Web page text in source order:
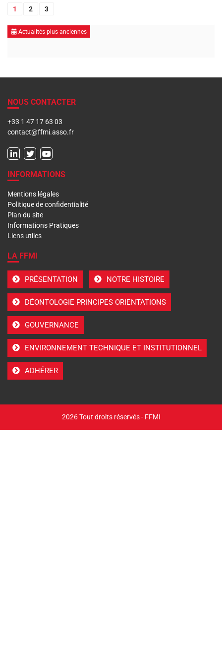
1 2 3
Actualités plus anciennes
NOUS CONTACTER
+33 1 47 17 63 03
contact@ffmi.asso.fr
INFORMATIONS
Mentions légales
Politique de confidentialité
Plan du site
Informations Pratiques
Liens utiles
LA FFMI
PRÉSENTATION NOTRE HISTOIRE
DÉONTOLOGIE PRINCIPES ORIENTATIONS
GOUVERNANCE
ENVIRONNEMENT TECHNIQUE ET INSTITUTIONNEL
ADHÉRER
2026 Tout droits réservés - FFMI